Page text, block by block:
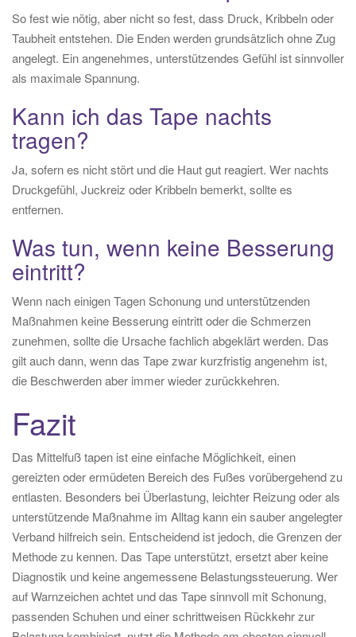
So fest wie nötig, aber nicht so fest, dass Druck, Kribbeln oder
Taubheit entstehen. Die Enden werden grundsätzlich ohne Zug
angelegt. Ein angenehmes, unterstützendes Gefühl ist sinnvoller
als maximale Spannung.
Kann ich das Tape nachts
tragen?
Ja, sofern es nicht stört und die Haut gut reagiert. Wer nachts
Druckgefühl, Juckreiz oder Kribbeln bemerkt, sollte es
entfernen.
Was tun, wenn keine Besserung
eintritt?
Wenn nach einigen Tagen Schonung und unterstützenden
Maßnahmen keine Besserung eintritt oder die Schmerzen
zunehmen, sollte die Ursache fachlich abgeklärt werden. Das
gilt auch dann, wenn das Tape zwar kurzfristig angenehm ist,
die Beschwerden aber immer wieder zurückkehren.
Fazit
Das Mittelfuß tapen ist eine einfache Möglichkeit, einen
gereizten oder ermüdeten Bereich des Fußes vorübergehend zu
entlasten. Besonders bei Überlastung, leichter Reizung oder als
unterstützende Maßnahme im Alltag kann ein sauber angelegter
Verband hilfreich sein. Entscheidend ist jedoch, die Grenzen der
Methode zu kennen. Das Tape unterstützt, ersetzt aber keine
Diagnostik und keine angemessene Belastungssteuerung. Wer
auf Warnzeichen achtet und das Tape sinnvoll mit Schonung,
passenden Schuhen und einer schrittweisen Rückkehr zur